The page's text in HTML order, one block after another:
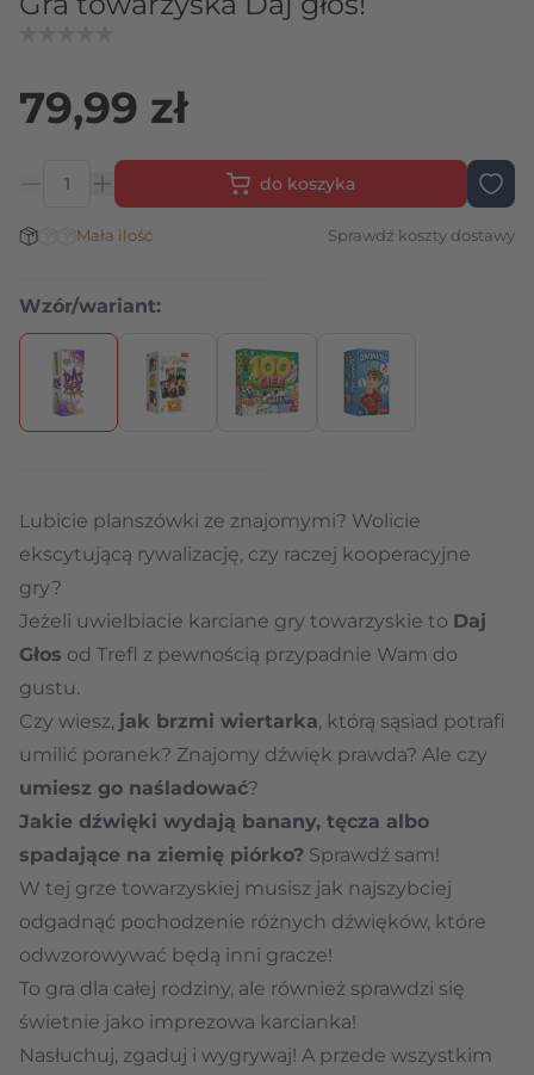
79,99 zł
do koszyka
Stan magazynowy:
Mała ilość Sprawdź koszty dostawy
Wzór/wariant:
Naciśnij, aby pominąć karuzelę
Lubicie planszówki ze znajomymi? Wolicie
ekscytującą rywalizację, czy raczej kooperacyjne
gry?
Jeżeli uwielbiacie karciane gry towarzyskie to Daj
Głos od Trefl z pewnością przypadnie Wam do
gustu.
Czy wiesz, jak brzmi wiertarka, którą sąsiad potrafi
umilić poranek? Znajomy dźwięk prawda? Ale czy
umiesz go naśladować?
Jakie dźwięki wydają banany, tęcza albo
spadające na ziemię piórko? Sprawdź sam!
W tej grze towarzyskiej musisz jak najszybciej
odgadnąć pochodzenie różnych dźwięków, które
odwzorowywać będą inni gracze!
To gra dla całej rodziny, ale również sprawdzi się
świetnie jako imprezowa karcianka!
Nasłuchuj, zgaduj i wygrywaj! A przede wszystkim